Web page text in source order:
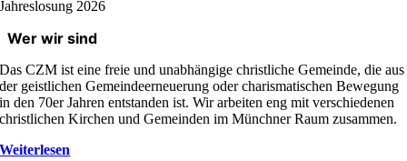
Jahreslosung 2026
Wer wir sind
Das CZM ist eine freie und unabhängige christliche Gemeinde, die aus
der geistlichen Gemeindeerneuerung oder charismatischen Bewegung
in den 70er Jahren entstanden ist. Wir arbeiten eng mit verschiedenen
christlichen Kirchen und Gemeinden im Münchner Raum zusammen.
Weiterlesen